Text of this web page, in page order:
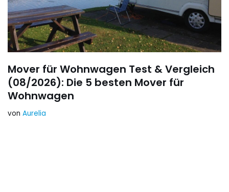
Mover für Wohnwagen Test & Vergleich
(08/2026): Die 5 besten Mover für
Wohnwagen
von Aurelia